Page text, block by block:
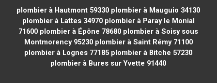
plombier à Hautmont 59330 plombier à Mauguio 34130
plombier à Lattes 34970plombier à Paray le Monial
71600 plombier à Épône 78680 plombier à Soisy sous
Montmorency 95230plombier à Saint Rémy 71100
plombier à Lognes 77185 plombier à Bitche 57230
plombier à Bures sur Yvette 91440